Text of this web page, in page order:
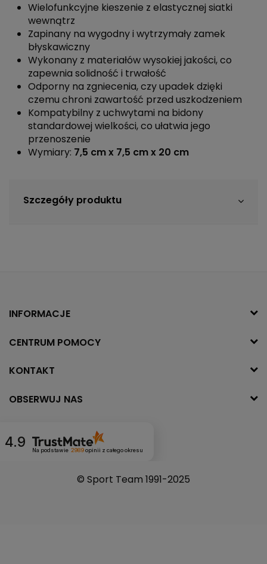
Wielofunkcyjne kieszenie z elastycznej siatki
wewnątrz
Zapinany na wygodny i wytrzymały zamek
błyskawiczny
Wykonany z materiałów wysokiej jakości, co
zapewnia solidność i trwałość
Odporny na zgniecenia, czy upadek dzięki
czemu chroni zawartość przed uszkodzeniem
Kompatybilny z uchwytami na bidony
standardowej wielkości, co ułatwia jego
przenoszenie
Wymiary: 7,5 cm x 7,5 cm x 20 cm
Szczegóły produktu
INFORMACJE
CENTRUM POMOCY
KONTAKT
OBSERWUJ NAS
4.9 Na podstawie 2989opinii z całego okresu
© Sport Team 1991-2025